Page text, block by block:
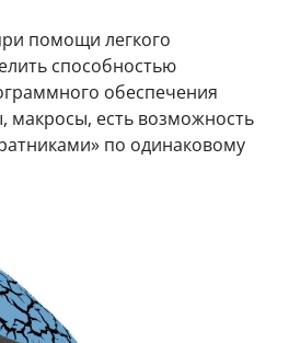
помощи легкого
способностью
обеспечения
макросы, есть возможность
по одинаковому